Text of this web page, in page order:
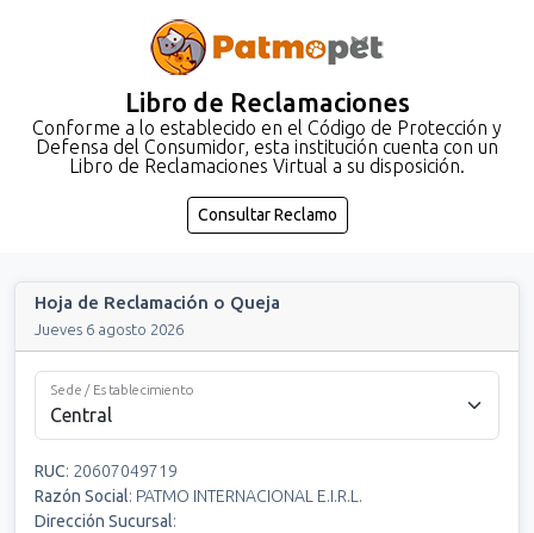
Libro de Reclamaciones
Conforme a lo establecido en el Código de Protección y
Defensa del Consumidor, esta institución cuenta con un
Libro de Reclamaciones Virtual a su disposición.
Consultar Reclamo
Hoja de Reclamación o Queja
Jueves 6 agosto 2026
Sede / Establecimiento
RUC: 20607049719
Razón Social: PATMO INTERNACIONAL E.I.R.L.
Dirección Sucursal: